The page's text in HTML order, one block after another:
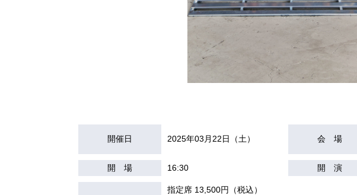
開催日 2025年03月22日（土） 会 場
開 場 16:30 開 演
指定席 13,500円（税込）